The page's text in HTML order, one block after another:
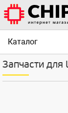
Каталог
Запчасти для